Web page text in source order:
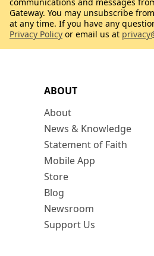
ABOUT
About
News & Knowledge
Statement of Faith
Mobile App
Store
Blog
Newsroom
Support Us
Gateway. You may unsubscribe
at any time. If you have any
Privacy Policy or email us at